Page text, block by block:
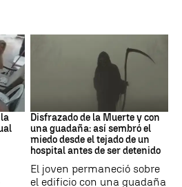
Disfrazado de la Muerte y con
una guadaña: así sembró el
miedo desde el tejado de un
hospital antes de ser detenido
El joven permaneció sobre
el edificio con una guadaña